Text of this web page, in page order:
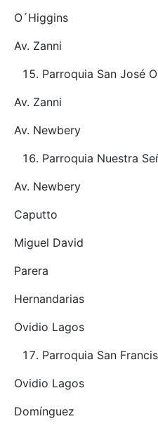
O´Higgins
Av. Zanni
Parroquia San José
Av. Zanni
Av. Newbery
Parroquia Nuestra
Av. Newbery
Caputto
Miguel David
Parera
Hernandarias
Ovidio Lagos
Parroquia San
Ovidio Lagos
Domínguez